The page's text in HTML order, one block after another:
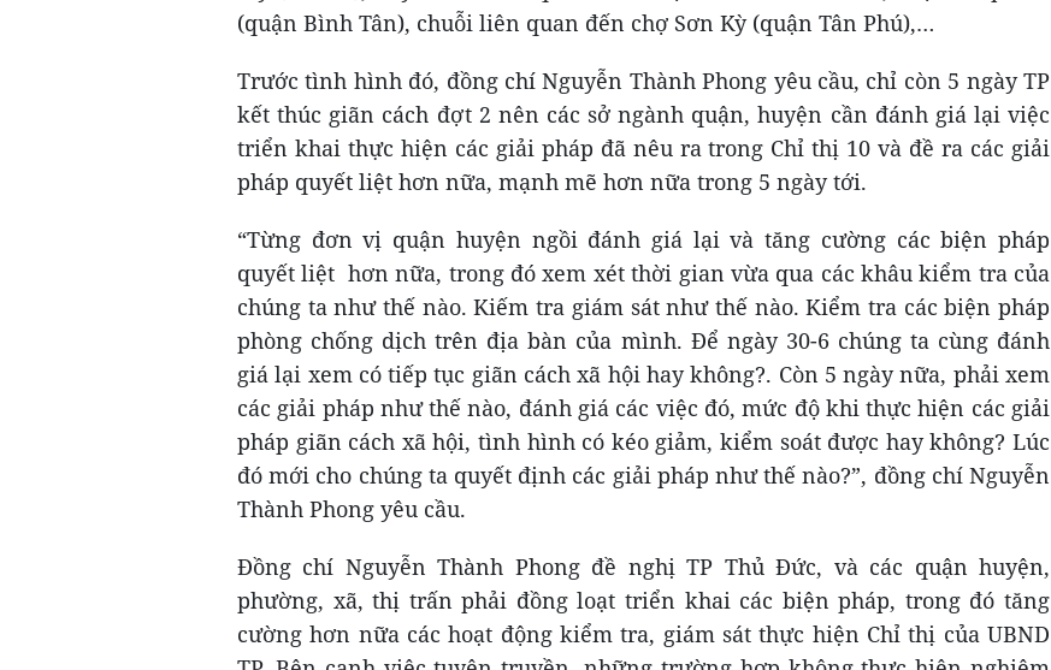
(quận Bình Tân), chuỗi liên quan đến chợ Sơn Kỳ (quận Tân Phú),…
Trước tình hình đó, đồng chí Nguyễn Thành Phong yêu cầu, chỉ còn 5 ngày TP
kết thúc giãn cách đợt 2 nên các sở ngành quận, huyện cần đánh giá lại việc
triển khai thực hiện các giải pháp đã nêu ra trong Chỉ thị 10 và đề ra các giải
pháp quyết liệt hơn nữa, mạnh mẽ hơn nữa trong 5 ngày tới.
“Từng đơn vị quận huyện ngồi đánh giá lại và tăng cường các biện pháp
quyết liệt hơn nữa, trong đó xem xét thời gian vừa qua các khâu kiểm tra của
chúng ta như thế nào. Kiếm tra giám sát như thế nào. Kiểm tra các biện pháp
phòng chống dịch trên địa bàn của mình. Để ngày 30-6 chúng ta cùng đánh
giá lại xem có tiếp tục giãn cách xã hội hay không?. Còn 5 ngày nữa, phải xem
các giải pháp như thế nào, đánh giá các việc đó, mức độ khi thực hiện các giải
pháp giãn cách xã hội, tình hình có kéo giảm, kiểm soát được hay không? Lúc
đó mới cho chúng ta quyết định các giải pháp như thế nào?”, đồng chí Nguyễn
Thành Phong yêu cầu.
Đồng chí Nguyễn Thành Phong đề nghị TP Thủ Đức, và các quận huyện,
phường, xã, thị trấn phải đồng loạt triển khai các biện pháp, trong đó tăng
cường hơn nữa các hoạt động kiểm tra, giám sát thực hiện Chỉ thị của UBND